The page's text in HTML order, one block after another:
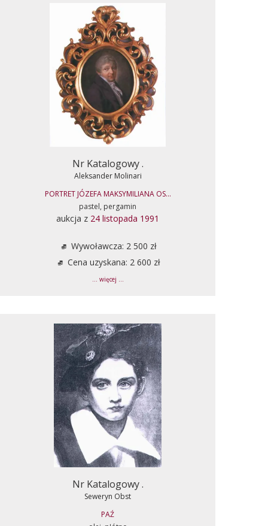
Nr Katalogowy .
Aleksander Molinari
PORTRET JÓZEFA MAKSYMILIANA OS...
pastel, pergamin
aukcja z 24 listopada 1991
Wywoławcza: 2 500 zł
Cena uzyskana: 2 600 zł
... więcej ...
Nr Katalogowy .
Seweryn Obst
PAŹ